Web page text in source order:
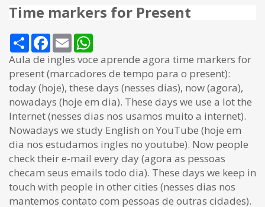
Time markers for Present
Share Facebook
Email
Aula de ingles voce aprende agora time markers for
present (marcadores de tempo para o present):
today (hoje), these days (nesses dias), now (agora),
nowadays (hoje em dia). These days we use a lot the
Internet (nesses dias nos usamos muito a internet).
Nowadays we study English on YouTube (hoje em
dia nos estudamos ingles no youtube). Now people
check their e-mail every day (agora as pessoas
checam seus emails todo dia). These days we keep in
touch with people in other cities (nesses dias nos
mantemos contato com pessoas de outras cidades).